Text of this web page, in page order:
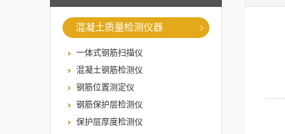
混凝土质量检测仪器
一体式钢筋扫描仪
混凝土钢筋检测仪
钢筋位置测定仪
钢筋保护层检测仪
保护层厚度检测仪